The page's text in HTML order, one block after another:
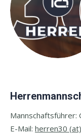
Mannschaftsführer:
E-Mail: herren30